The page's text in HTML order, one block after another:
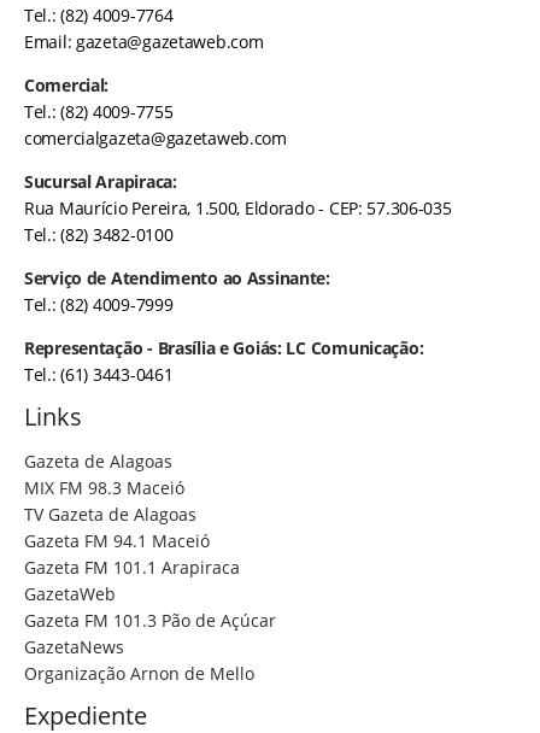
Tel.: (82) 4009-7764
Email:gazeta@gazetaweb.com
Comercial:
Tel.: (82) 4009-7755
comercialgazeta@gazetaweb.com
Sucursal Arapiraca:
Rua Maurício Pereira, 1.500, Eldorado - CEP: 57.306-035
Tel.: (82) 3482-0100
Serviço de Atendimento ao Assinante:
Tel.: (82) 4009-7999
Representação - Brasília e Goiás: LC Comunicação:
Tel.: (61) 3443-0461
Links
Gazeta de Alagoas
MIX FM 98.3 Maceió
TV Gazeta de Alagoas
Gazeta FM 94.1 Maceió
Gazeta FM 101.1 Arapiraca
GazetaWeb
Gazeta FM 101.3 Pão de Açúcar
GazetaNews
Organização Arnon de Mello
Expediente